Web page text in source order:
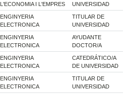
L'ECONOMIA I L'EMPRES
UNIVERSIDAD
ENGINYERIA
ELECTRONICA
TITULAR DE
UNIVERSIDAD
ENGINYERIA
ELECTRONICA
AYUDANTE
DOCTOR/A
ENGINYERIA
ELECTRONICA
CATEDRÁTICO/A
DE UNIVERSIDAD
ENGINYERIA
ELECTRONICA
TITULAR DE
UNIVERSIDAD